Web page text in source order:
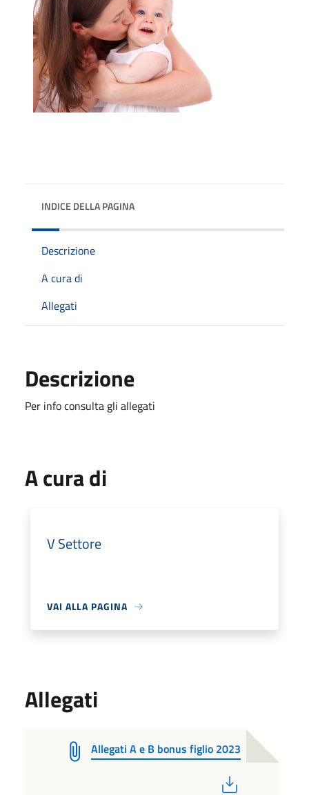
INDICE DELLA PAGINA
Descrizione
A cura di
Allegati
Descrizione
Per info consulta gli allegati
A cura di
V Settore
VAI ALLA PAGINA
Allegati
Allegati A e B bonus figlio 2023